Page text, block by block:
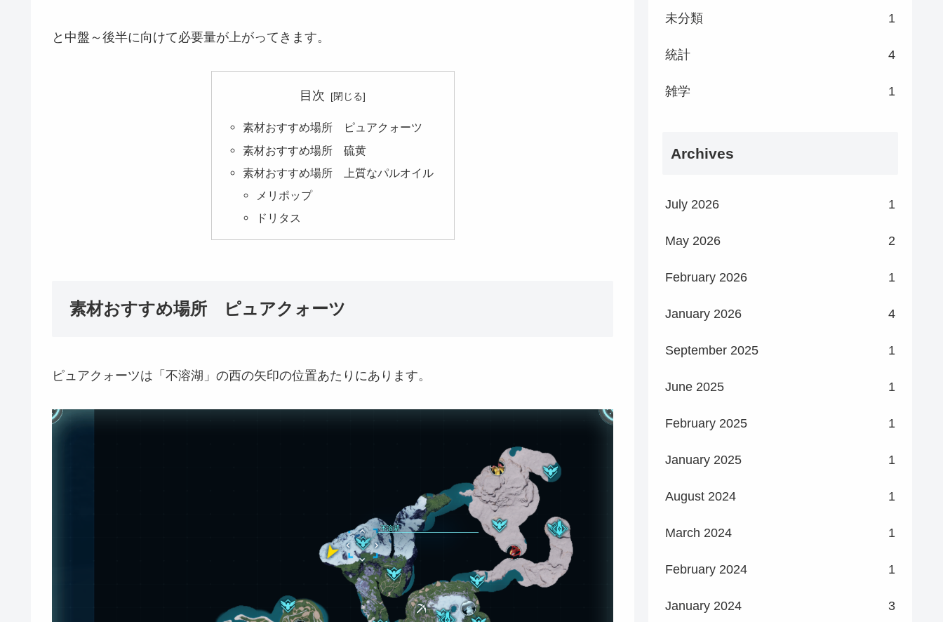
と中盤～後半に向けて必要量が上がってきます。
目次
素材おすすめ場所 ピュアクォーツ
素材おすすめ場所 硫黄
素材おすすめ場所 上質なパルオイル
メリポップ
ドリタス
素材おすすめ場所 ピュアクォーツ
ピュアクォーツは「不溶湖」の西の矢印の位置あたりにあります。
未分類 1
統計 4
雑学 1
Archives
July 2026 1
May 2026 2
February 2026 1
January 2026 4
September 2025 1
June 2025 1
February 2025 1
January 2025 1
August 2024 1
March 2024 1
February 2024 1
January 2024 3